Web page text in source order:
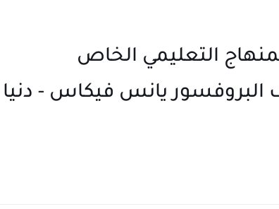
التعليمي الخاص
البروفسور يانس فيكاس - دنيا